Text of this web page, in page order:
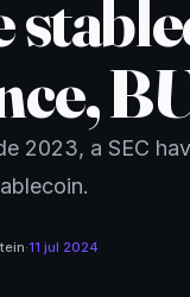
2023, a SEC
·11 jul 2024